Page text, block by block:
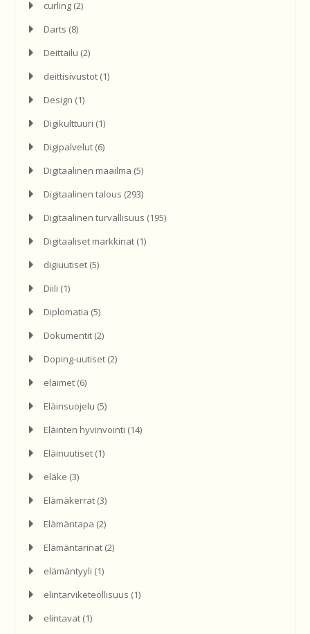
curling (2)
Darts (8)
Deittailu (2)
deittisivustot (1)
Design (1)
Digikulttuuri (1)
Digipalvelut (6)
Digitaalinen maailma (5)
Digitaalinen talous (293)
Digitaalinen turvallisuus (195)
Digitaaliset markkinat (1)
digiuutiset (5)
Diili (1)
Diplomatia (5)
Dokumentit (2)
Doping-uutiset (2)
eläimet (6)
Eläinsuojelu (5)
Eläinten hyvinvointi (14)
Eläinuutiset (1)
eläke (3)
Elämäkerrat (3)
Elämäntapa (2)
Elämäntarinat (2)
elämäntyyli (1)
elintarviketeollisuus (1)
elintavat (1)